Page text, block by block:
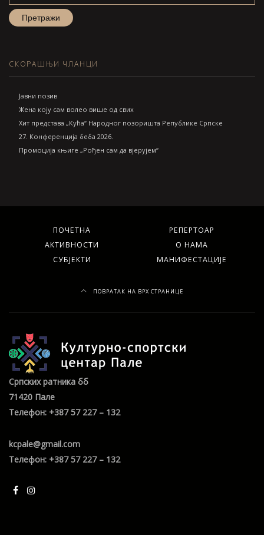
СКОРАШЊИ ЧЛАНЦИ
Jавни позив
Жена коју сам волео више од свих
Хит представа „Кућа“ Народног позоришта Републике Српске
27. Конференција беба 2026.
Промоција књиге „Рођен сам да вјерујем“
ПОЧЕТНА
РЕПЕРТОАР
АКТИВНОСТИ
О НАМА
СУБЈЕКТИ
МАНИФЕСТАЦИЈЕ
ПОВРАТАК НА ВРХ СТРАНИЦЕ
Српских ратника бб
71420 Пале
Телефон: +387 57 227 – 132
kcpale@gmail.com
Телефон: +387 57 227 – 132